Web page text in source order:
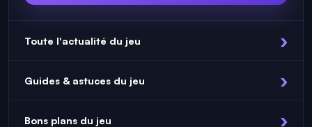
Toute l'actualité du jeu
Guides & astuces du jeu
Bons plans du jeu